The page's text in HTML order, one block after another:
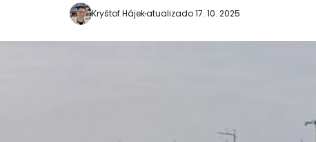
Kryštof Hájekatualizado 17. 10. 2025